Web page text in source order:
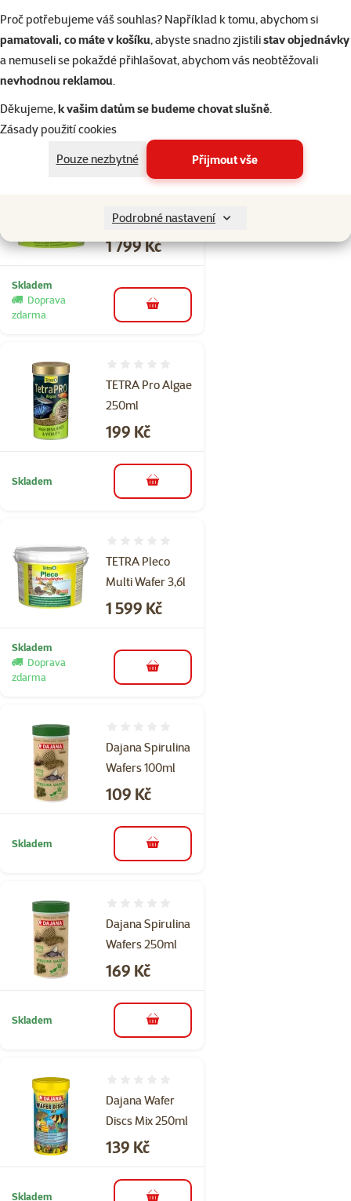
Proč potřebujeme váš souhlas? Například k tomu, abychom si
pamatovali, co máte v košíku, abyste snadno zjistilistav objednávky
a nemuseli se pokaždé přihlašovat, abychom vás neobtěžovali
nevhodnou reklamou.
Děkujeme,k vašim datům se budeme chovat slušně.
Zásady použití cookies
Pouze nezbytné
Přijmout vše
Podrobné nastavení
Cena
379 Kč
💥 Výprodej
Skladem
10l
Hodnocení 0%
Cena
1 799 Kč
Skladem
Doprava
zdarma
do košíku
TETRA Pro Algae
250ml
Cena
199 Kč
Skladem do košíku
TETRA Pleco
Multi Wafer 3,6l
Cena
1 599 Kč
Skladem
Doprava
zdarma
do košíku
Dajana Spirulina
Wafers 100ml
Cena
109 Kč
Skladem do košíku
Dajana Spirulina
Wafers 250ml
Cena
169 Kč
Skladem do košíku
Dajana Wafer
Discs Mix 250ml
Cena
139 Kč
Skladem